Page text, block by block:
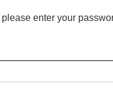
enter your